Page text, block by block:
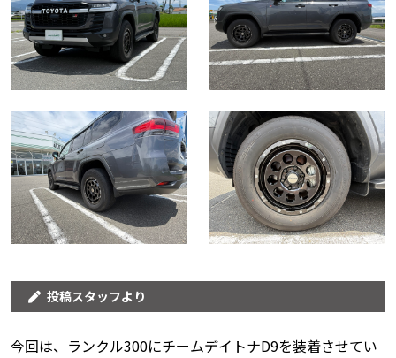
投稿スタッフより
今回は、ランクル300にチームデイトナD9を装着させてい